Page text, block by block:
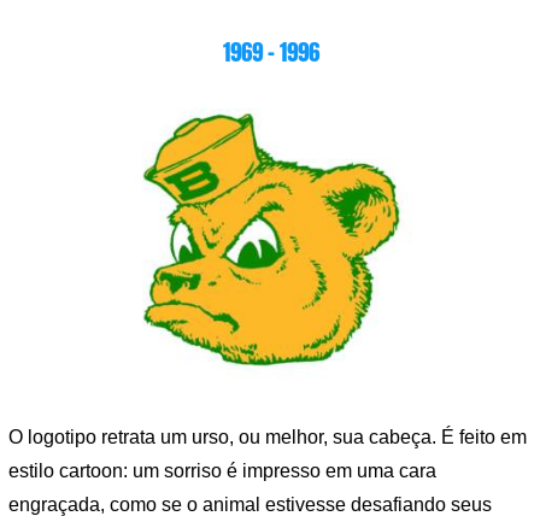
1969 – 1996
O logotipo retrata um urso, ou melhor, sua cabeça. É feito em
estilo cartoon: um sorriso é impresso em uma cara
engraçada, como se o animal estivesse desafiando seus